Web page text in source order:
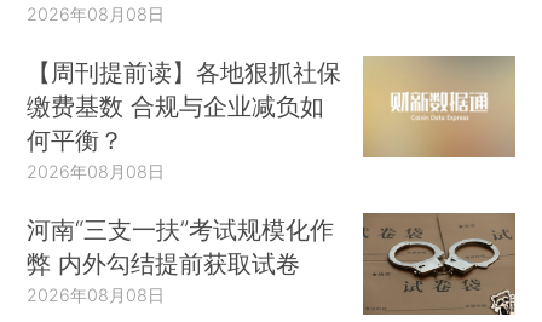
2026年08月08日
【周刊提前读】各地狠抓社保
缴费基数 合规与企业减负如
何平衡？
2026年08月08日
河南“三支一扶”考试规模化作
弊 内外勾结提前获取试卷
2026年08月08日